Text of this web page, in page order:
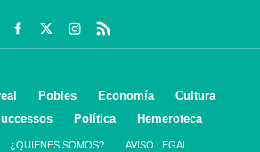
Pobles Economía
Cultura
Política Hemeroteca
¿QUIENES SOMOS? AVISO LEGAL